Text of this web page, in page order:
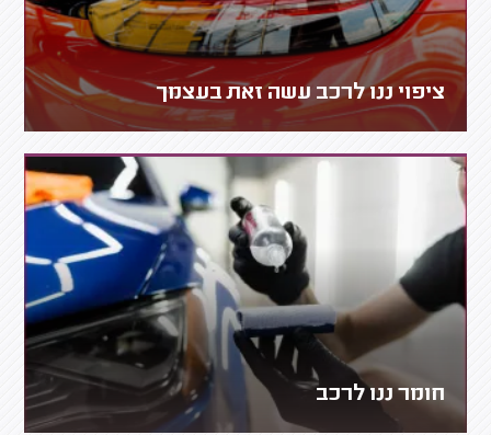
ציפוי ננו לרכב עשה זאת בעצמך
חומר ננו לרכב